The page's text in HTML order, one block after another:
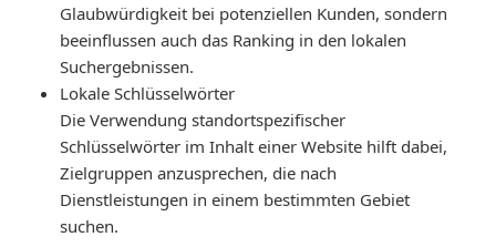
Glaubwürdigkeit bei potenziellen Kunden, sondern
beeinflussen auch das Ranking in den lokalen
Suchergebnissen.
Lokale Schlüsselwörter
Die Verwendung standortspezifischer
Schlüsselwörter im Inhalt einer Website hilft dabei,
Zielgruppen anzusprechen, die nach
Dienstleistungen in einem bestimmten Gebiet
suchen.